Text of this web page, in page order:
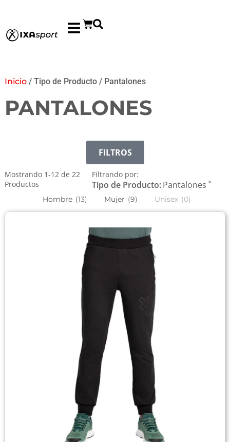
Inicio/ Tipo de Producto / Pantalones
PANTALONES
FILTROS
Mostrando 1-12de 22
Productos
Filtrando por:
Tipo de Producto:Pantalones ×
Hombre (13) Mujer (9) Unisex (0)